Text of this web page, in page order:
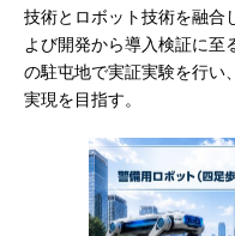
技術とロボット技術を融合
よび開発から導入検証に至
の駐屯地で実証実験を行い
実現を目指す。